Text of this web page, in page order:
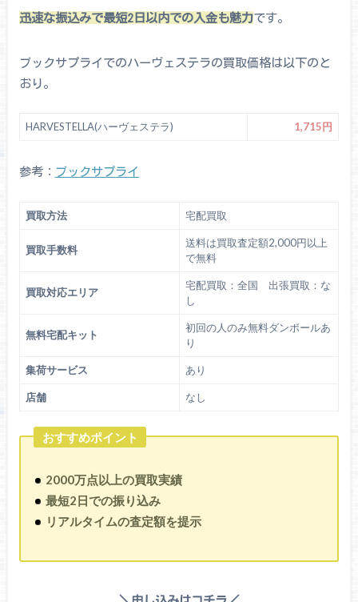
迅速な振込みで最短2日以内での入金も魅力です。
ブックサプライでのハーヴェステラの買取価格は以下のと
おり。
HARVESTELLA(ハーヴェステラ) 1,715円
参考： ブックサプライ
買取方法 宅配買取
買取手数料
送料は買取査定額2,000円以上
で無料
買取対応エリア
宅配買取：全国 出張買取：な
し
無料宅配キット
初回の人のみ無料ダンボールあ
り
集荷サービス あり
店舗 なし
おすすめポイント
2000万点以上の買取実績
最短2日での振り込み
リアルタイムの査定額を提示